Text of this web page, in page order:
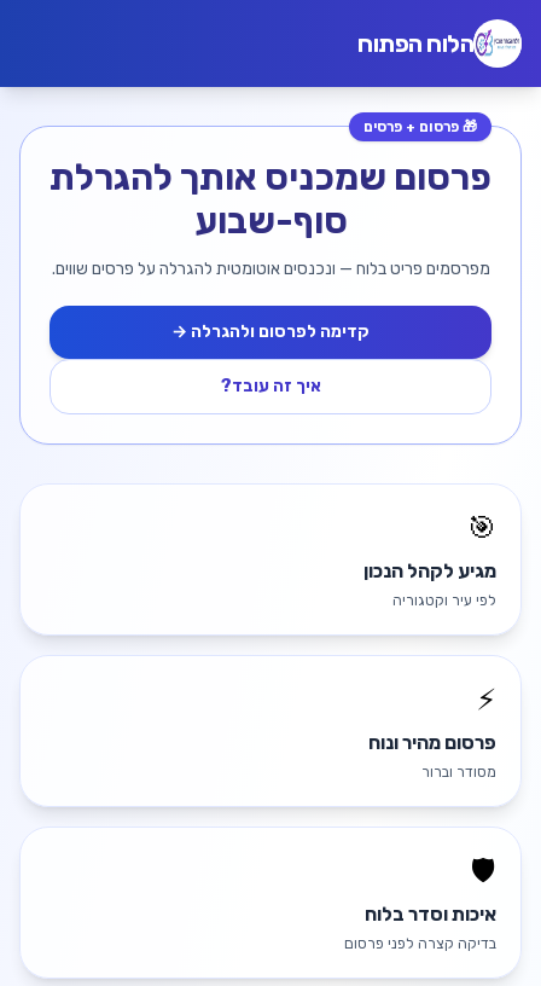
הלוח הפתוח
🎁 פרסום + פרסים
פרסום שמכניס אותך להגרלת
סוף-שבוע
מפרסמים פריט בלוח — ונכנסים אוטומטית להגרלה על פרסים שווים.
קדימה לפרסום ולהגרלה →
איך זה עובד?
🎯
מגיע לקהל הנכון
לפי עיר וקטגוריה
⚡
פרסום מהיר ונוח
מסודר וברור
🛡️
איכות וסדר בלוח
בדיקה קצרה לפני פרסום